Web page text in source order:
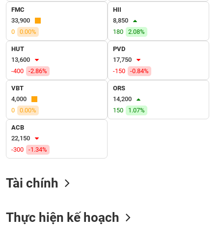
FMC
33,900
0
0.00%
HII
8,850
180
2.08%
HUT
13,600
-400
-2.86%
PVD
17,750
-150
-0.84%
VBT
4,000
0
0.00%
ORS
14,200
150
1.07%
ACB
22,150
-300
-1.34%
Tài chính
Thực hiện kế hoạch
DỊCH
VỤ
TRUYỀN
THÔNG
TIỆN
ÍCH
BẤT
SẢN
chứng
khoán